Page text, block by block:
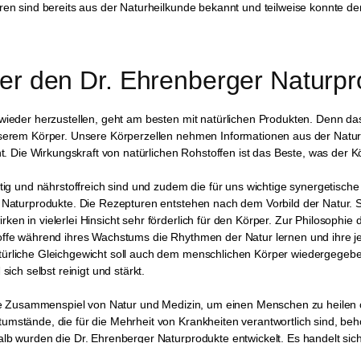
sind bereits aus der Naturheilkunde bekannt und teilweise konnte
den Dr. Ehrenberger
herzustellen, geht am besten mit natürlichen Produkten. Denn
Körper. Unsere Körperzellen nehmen Informationen aus der
Die Wirkungskraft von natürlichen Rohstoffen ist das Beste, was der
und nährstoffreich sind und zudem die für uns wichtige
Die Rezepturen entstehen nach dem Vorbild der Natur.
in vielerlei Hinsicht sehr förderlich für den Körper. Zur Philosophie
während ihres Wachstums die Rhythmen der Natur lernen und ihre
Gleichgewicht soll auch dem menschlichen Körper
selbst reinigt und stärkt.
von Natur und Medizin, um einen Menschen zu heilen
die für die Mehrheit von Krankheiten verantwortlich sind,
wurden die Dr. Ehrenberger Naturprodukte entwickelt. Es handelt